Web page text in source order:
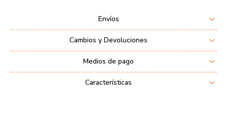
Envíos
Cambios y Devoluciones
Medios de pago
Características